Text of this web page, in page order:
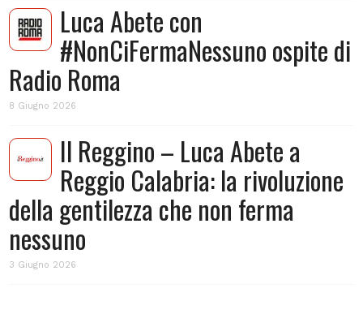
Luca Abete con
#NonCiFermaNessuno ospite di
Radio Roma
8 Giugno 2026
Il Reggino – Luca Abete a
Reggio Calabria: la rivoluzione
della gentilezza che non ferma
nessuno
3 Giugno 2026